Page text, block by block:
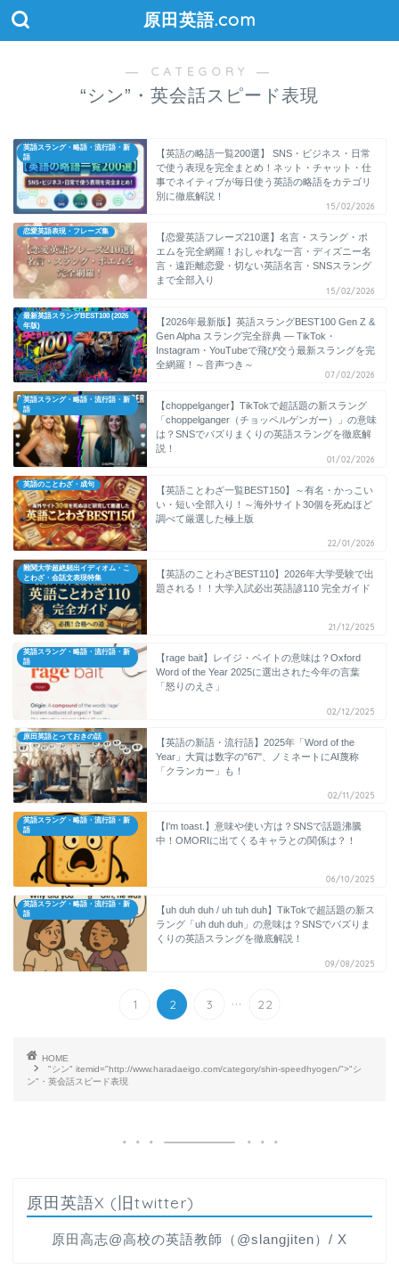
原田英語.com
― CATEGORY ―
“シン”・英会話スピード表現
英語スラング・略語・流行語・新
語
【英語の略語一覧200選】 SNS・ビジネス・日常
で使う表現を完全まとめ！ネット・チャット・仕
事でネイティブが毎日使う英語の略語をカテゴリ
別に徹底解説！
15/02/2026
恋愛英語表現・フレーズ集
【恋愛英語フレーズ210選】名言・スラング・ポ
エムを完全網羅！おしゃれな一言・ディズニー名
言・遠距離恋愛・切ない英語名言・SNSスラング
まで全部入り
15/02/2026
最新英語スラングBEST100 (2026
年版)
【2026年最新版】英語スラングBEST100 Gen Z &
Gen Alpha スラング完全辞典 ― TikTok・
Instagram・YouTubeで飛び交う最新スラングを完
全網羅！～音声つき～
07/02/2026
英語スラング・略語・流行語・新
語
【choppelganger】TikTokで超話題の新スラング
「choppelganger（チョッペルゲンガー）」の意味
は？SNSでバズりまくりの英語スラングを徹底解
説！
01/02/2026
英語のことわざ・成句
【英語ことわざ一覧BEST150】～有名・かっこい
い・短い全部入り！～海外サイト30個を死ぬほど
調べて厳選した極上版
22/01/2026
難関大学超絶頻出イディオム・こ
とわざ・会話文表現特集
【英語のことわざBEST110】2026年大学受験で出
題される！！大学入試必出英語諺110 完全ガイド
21/12/2025
英語スラング・略語・流行語・新
語
【rage bait】レイジ・ベイトの意味は？Oxford
Word of the Year 2025に選出された今年の言葉
「怒りのえさ」
02/12/2025
原田英語とっておきの話
【英語の新語・流行語】2025年「Word of the
Year」大賞は数字の"67"、ノミネートにAI蔑称
「クランカー」も！
02/11/2025
英語スラング・略語・流行語・新
語
【I'm toast.】意味や使い方は？SNSで話題沸騰
中！OMORIに出てくるキャラとの関係は？！
06/10/2025
英語スラング・略語・流行語・新
語
【uh duh duh / uh tuh duh】TikTokで超話題の新ス
ラング「uh duh duh」の意味は？SNSでバズりま
くりの英語スラングを徹底解説！
09/08/2025
1 2 3 ... 22
HOME
"シン" itemid="http://www.haradaeigo.com/category/shin-speedhyogen/">"シ
ン"・英会話スピード表現
原田英語X (旧twitter)
原田高志@高校の英語教師（@slangjiten）/ X